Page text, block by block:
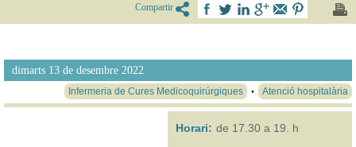
Compartir
dimarts 13 de desembre 2022
Infermeria de Cures Medicoquirúrgiques Atenció hospitalària
Horari: de 17.30 a 19. h